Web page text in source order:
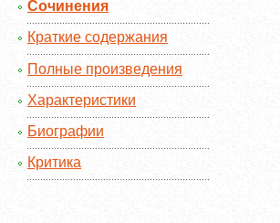
Сочинения
Краткие содержания
Полные произведения
Характеристики
Биографии
Критика